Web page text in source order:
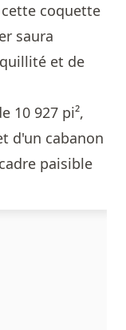
coquette
saura
et de
10 927 pi²,
d'un cabanon
paisible